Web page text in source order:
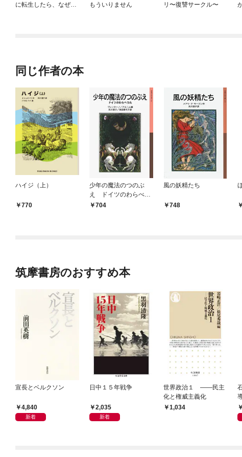
に転生したら、なぜか
もういりません
リ〜復讐サークル〜
同じ作者の本
ハイジ（上）
770
少年の魔法のつのぶ
え ドイツのわらべう
た704
風の妖精たち
748
筑摩書房のおすすめ本
宣長とベルクソン
4,840
新着
日中１５年戦争
2,035
新着
世界政治１ ――民主
化と権威主義化
1,034